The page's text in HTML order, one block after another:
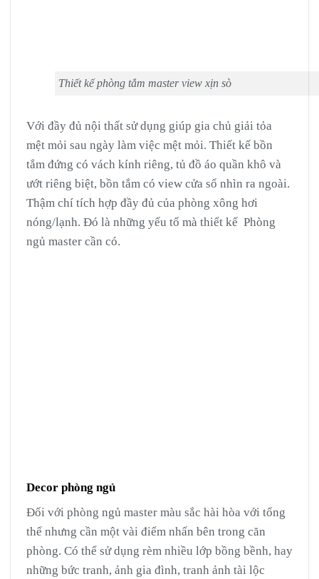
Thiết kế phòng tắm master view xịn sò
Với đầy đủ nội thất sử dụng giúp gia chủ giải tỏa
mệt mỏi sau ngày làm việc mệt mỏi. Thiết kế bồn
tắm đứng có vách kính riêng, tủ đồ áo quần khô và
ướt riêng biệt, bồn tắm có view cửa sổ nhìn ra ngoài.
Thậm chí tích hợp đầy đủ của phòng xông hơi
nóng/lạnh. Đó là những yếu tố mà thiết kế Phòng
ngủ master cần có.
Decor phòng ngủ
Đối với phòng ngủ master màu sắc hài hòa với tổng
thể nhưng cần một vài điểm nhấn bên trong căn
phòng. Có thể sử dụng rèm nhiều lớp bồng bềnh, hay
những bức tranh, ảnh gia đình, tranh ảnh tài lộc